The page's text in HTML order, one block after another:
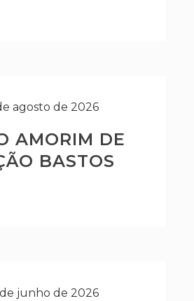
agosto de 2026
AMORIM DE
BASTOS
de junho de 2026